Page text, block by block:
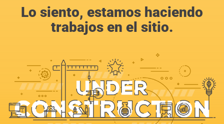
Lo siento, estamos haciendo
trabajos en el sitio.